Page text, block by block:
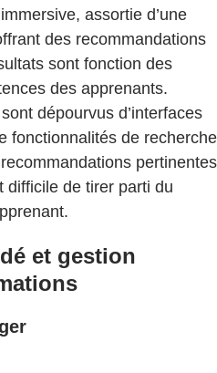
assortie d’une
des recommandations
sont fonction des
des apprenants.
dépourvus d’interfaces
fonctionnalités de recherche
pertinentes
difficile de tirer parti du
et gestion